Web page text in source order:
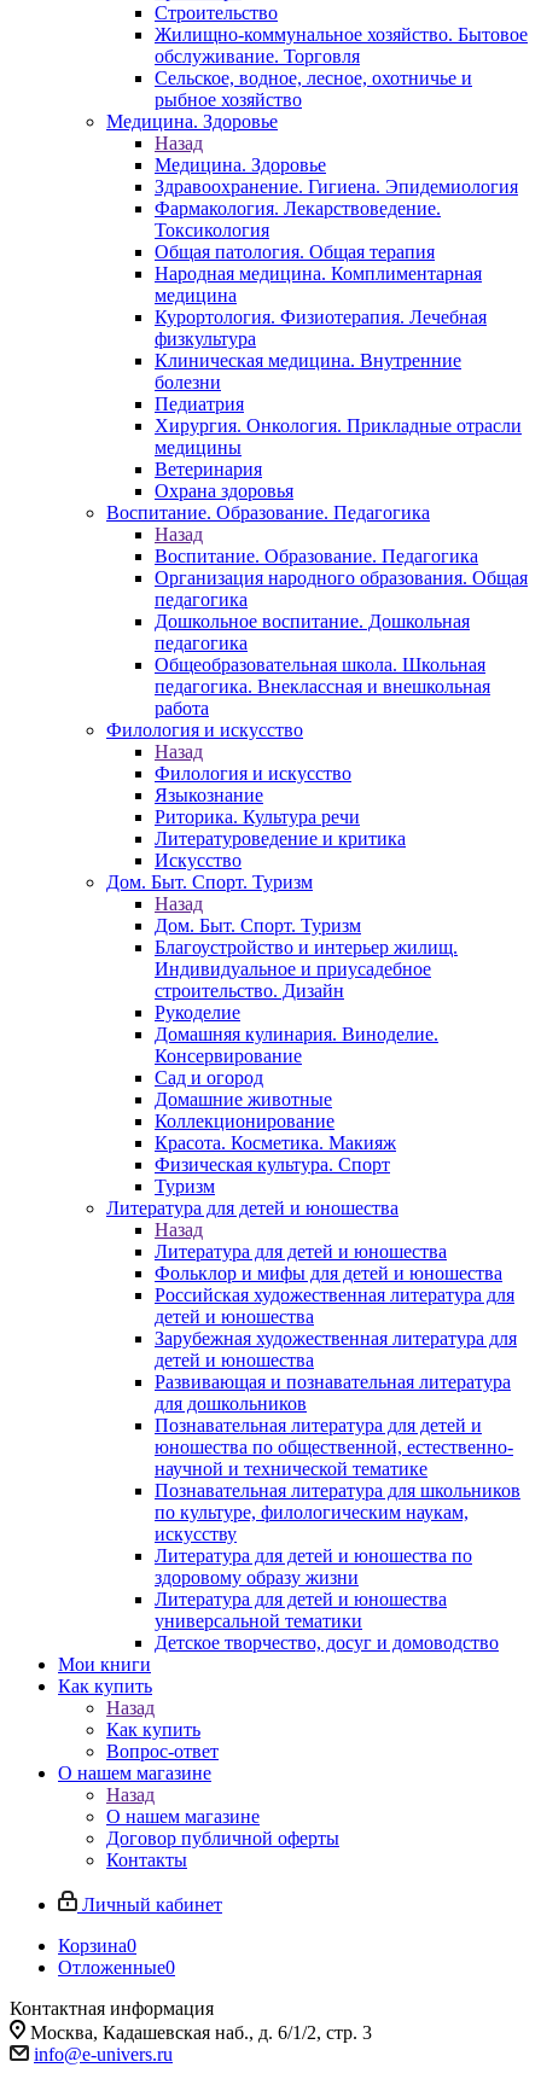
Строительство
Жилищно-коммунальное хозяйство. Бытовое
обслуживание. Торговля
Сельское, водное, лесное, охотничье и
рыбное хозяйство
Медицина. Здоровье
Назад
Медицина. Здоровье
Здравоохранение. Гигиена. Эпидемиология
Фармакология. Лекарствоведение.
Токсикология
Общая патология. Общая терапия
Народная медицина. Комплиментарная
медицина
Курортология. Физиотерапия. Лечебная
физкультура
Клиническая медицина. Внутренние
болезни
Педиатрия
Хирургия. Онкология. Прикладные отрасли
медицины
Ветеринария
Охрана здоровья
Воспитание. Образование. Педагогика
Назад
Воспитание. Образование. Педагогика
Организация народного образования. Общая
педагогика
Дошкольное воспитание. Дошкольная
педагогика
Общеобразовательная школа. Школьная
педагогика. Внеклассная и внешкольная
работа
Филология и искусство
Назад
Филология и искусство
Языкознание
Риторика. Культура речи
Литературоведение и критика
Искусство
Дом. Быт. Спорт. Туризм
Назад
Дом. Быт. Спорт. Туризм
Благоустройство и интерьер жилищ.
Индивидуальное и приусадебное
строительство. Дизайн
Рукоделие
Домашняя кулинария. Виноделие.
Консервирование
Сад и огород
Домашние животные
Коллекционирование
Красота. Косметика. Макияж
Физическая культура. Спорт
Туризм
Литература для детей и юношества
Назад
Литература для детей и юношества
Фольклор и мифы для детей и юношества
Российская художественная литература для
детей и юношества
Зарубежная художественная литература для
детей и юношества
Развивающая и познавательная литература
для дошкольников
Познавательная литература для детей и
юношества по общественной, естественно-
научной и технической тематике
Познавательная литература для школьников
по культуре, филологическим наукам,
искусству
Литература для детей и юношества по
здоровому образу жизни
Литература для детей и юношества
универсальной тематики
Детское творчество, досуг и домоводство
Мои книги
Как купить
Назад
Как купить
Вопрос-ответ
О нашем магазине
Назад
О нашем магазине
Договор публичной оферты
Контакты
Личный кабинет
Корзина0
Отложенные0
Контактная информация
Москва, Кадашевская наб., д. 6/1/2, стр. 3
info@e-univers.ru